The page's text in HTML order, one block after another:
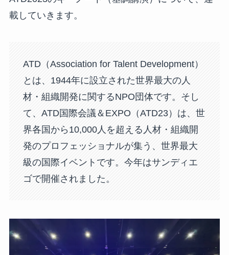
載していきます。
ATD（Association for Talent Development）
とは、1944年に設立された世界最大の人
材・組織開発に関するNPO団体です。そし
て、ATD国際会議＆EXPO（ATD23）は、世
界各国から10,000人を超える人材・組織開
発のプロフェッショナルが集う、世界最大
級の国際イベントです。今年はサンディエ
ゴで開催されました。